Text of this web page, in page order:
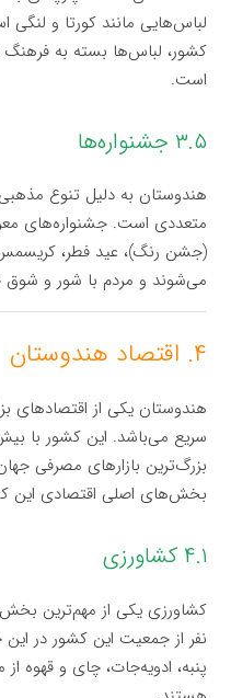
لباس‌هایی مانند کورتا و
کشور، لباس‌ها بسته به
است.
۳.۵ جشنواره‌ها
هندوستان به دلیل تنوع
متعددی است. جشنواره‌های
(جشن رنگ)، عید فطر، کریسمس
می‌شوند و مردم با شور و
۴. اقتصاد هندوستان
هندوستان یکی از
بزرگ‌ترین بازارهای مصرفی
بخش‌های اصلی اقتصادی این
۴.۱ کشاورزی
کشاورزی یکی از مهم‌ترین
نفر از جمعیت این کشور در این
پنبه، ادویه‌جات، چای و قهوه